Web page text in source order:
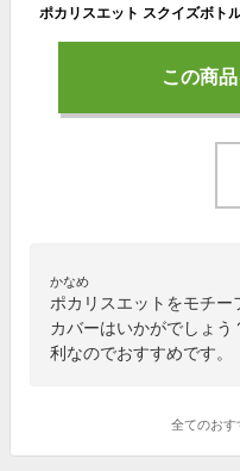
この商
かなめ
ポカリスエットをモチ
カバーはいかがでしょ
利なのでおすすめです。
全てのおす